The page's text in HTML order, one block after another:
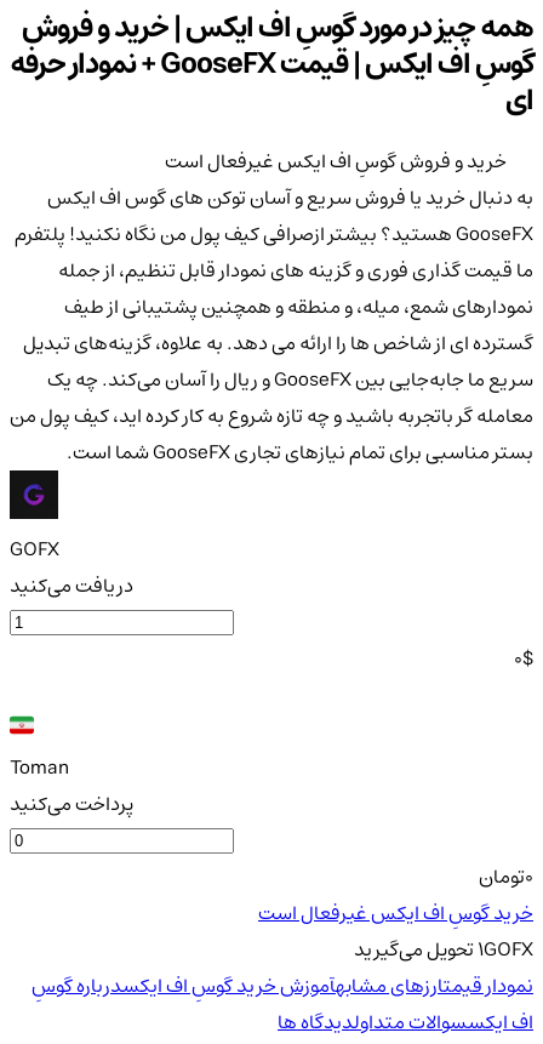
همه چیز در مورد گوسِ اف ایکس | خرید و فروش
گوسِ اف ایکس | قیمت GooseFX + نمودار حرفه
ای
خرید و فروش گوسِ اف ایکس غیرفعال است
به دنبال خرید یا فروش سریع و آسان توکن های گوس اف ایکس
GooseFX هستید؟ بیشتر ازصرافی کیف پول من نگاه نکنید! پلتفرم
ما قیمت گذاری فوری و گزینه های نمودار قابل تنظیم، از جمله
نمودارهای شمع، میله، و منطقه و همچنین پشتیبانی از طیف
گسترده ای از شاخص ها را ارائه می دهد. به علاوه، گزینه‌های تبدیل
سریع ما جابه‌جایی بین GooseFX و ریال را آسان می‌کند. چه یک
معامله گر باتجربه باشید و چه تازه شروع به کار کرده اید، کیف پول من
بستر مناسبی برای تمام نیازهای تجاری GooseFX شما است.
GOFX
دریافت می‌کنید
0$
Toman
پرداخت می‌کنید
تومان
خرید گوسِ اف ایکس غیرفعال است
1GOFXتحویلمی‌گیرید
نمودار قیمتارزهای مشابهآموزش خرید گوسِ اف ایکسدرباره گوسِ
اف ایکسسوالات متداولدیدگاه ها